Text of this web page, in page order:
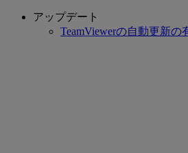
アップデート
TeamViewerの自動更新の